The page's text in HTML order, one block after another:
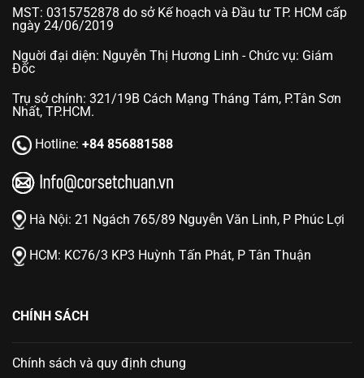
MST: 0315752878 do sở Kế hoạch và Đầu tư TP. HCM cấp
ngày 24/06/2019
Nguời đại diện: Nguyễn Thị Hương Linh - Chức vụ: Giám
Đốc
Trụ sở chính: 321/19B Cách Mạng Tháng Tám, P.Tân Sơn
Nhất, TP.HCM.
Hotline: +84 856881588
Hà Nội: 21 Ngách 765/89 Nguyễn Văn Linh, P Phúc Lợi
HCM: KC76/3 KP3 Huỳnh Tấn Phát, P Tân Thuận
CHÍNH SÁCH
Chính sách và quy định chung